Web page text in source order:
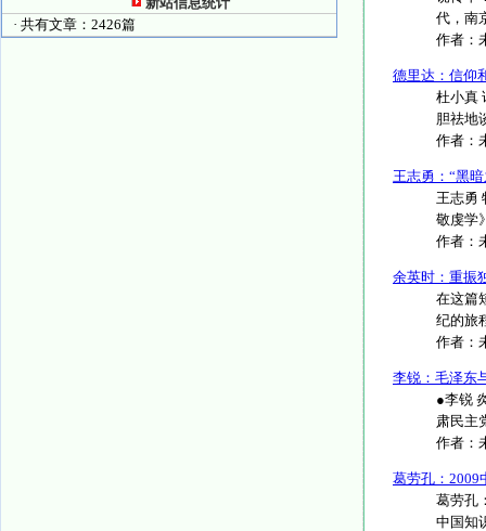
· 共有文章：2426篇
代，南
作者：
德里达：信仰
杜小真
胆祛地
作者：
王志勇：“黑
王志勇
敬虔学
作者：
余英时：重振
在这篇
纪的旅
作者：
李锐：毛泽
●李锐
肃民主
作者：
葛劳孔：2009
葛劳孔
中国知